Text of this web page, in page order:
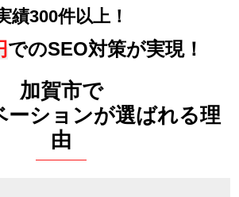
績300件以上！
でのSEO対策が実現！
加賀市で
ーションが選ばれる理
由